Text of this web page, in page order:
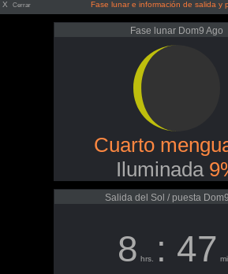
X Cerrar Fase lunar e información de salida y
Fase lunar Dom9 Ago
Cuarto
Iluminada
Salida del Sol / puesta
8 hrs. : 47